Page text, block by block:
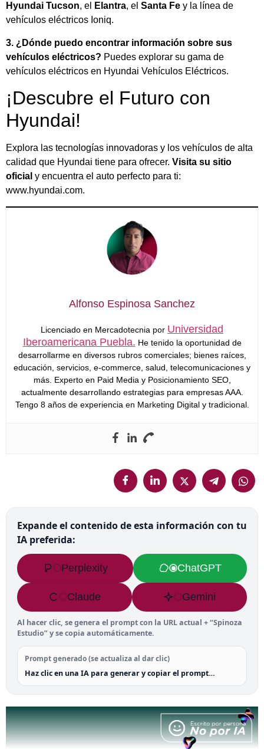
Hyundai Tucson, el Elantra, el Santa Fe y la línea de
vehículos eléctricos Ioniq.
3. ¿Dónde puedo encontrar información sobre sus
vehículos eléctricos? Puedes explorar su gama de
vehículos eléctricos en Hyundai Vehículos Eléctricos.
¡Descubre el Futuro con
Hyundai!
Explora las tecnologías innovadoras y los vehículos de alta
calidad que Hyundai tiene para ofrecer. Visita su sitio
oficial y encuentra el auto perfecto para ti:
www.hyundai.com.
Alfonso Espinosa Sanchez
Licenciado en Mercadotecnia por Universidad
Iberoamericana Puebla. He tenido la oportunidad de
desarrollarme en diversos rubros comerciales; bienes raíces,
educación, servicios, e-commerce, salud, telecomunicaciones y
más. Experto en Paid Media y Posicionamiento SEO,
actualmente desarrollando estrategias para empresas AAA.
Tengo 8 años de experiencia en Marketing Digital y tradicional.
Expande el contenido de esta información con tu
IA preferida:
Perplexity ChatGPT
Claude Gemini
Al hacer clic, se genera el prompt con la URL actual + “Spinoza
Estudio” y se copia automáticamente.
Prompt generado (se actualiza al dar clic)
Haz clic en una IA para generar y copiar el prompt…